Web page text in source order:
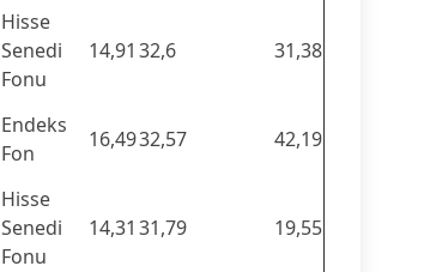
Hisse
Senedi
Fonu
14,91 32,6 31,38
Endeks
Fon
16,4932,57 42,19
Hisse
Senedi
Fonu
14,31 31,79 19,55